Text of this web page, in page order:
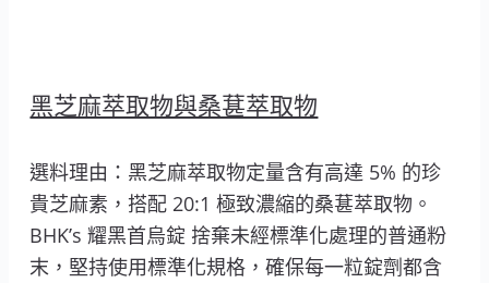
黑芝麻萃取物與桑葚萃取物
選料理由：黑芝麻萃取物定量含有高達 5% 的珍
貴芝麻素，搭配 20:1 極致濃縮的桑葚萃取物。
BHK’s 耀黑首烏錠 捨棄未經標準化處理的普通粉
末，堅持使用標準化規格，確保每一粒錠劑都含